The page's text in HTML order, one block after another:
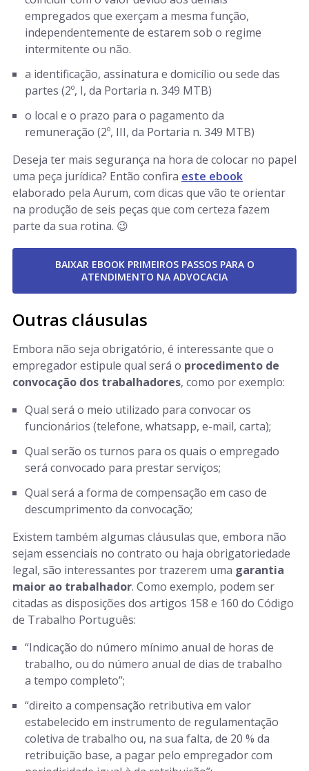
empregados que exerçam a mesma função,
independentemente de estarem sob o regime
intermitente ou não.
a identificação, assinatura e domicílio ou sede das
partes (2º, I, da Portaria n. 349 MTB)
o local e o prazo para o pagamento da
remuneração (2º, III, da Portaria n. 349 MTB)
Deseja ter mais segurança na hora de colocar no papel
uma peça jurídica? Então confira este ebook
elaborado pela Aurum, com dicas que vão te orientar
na produção de seis peças que com certeza fazem
parte da sua rotina. 😉
BAIXAR EBOOK PRIMEIROS PASSOS PARA O
ATENDIMENTO NA ADVOCACIA
Outras cláusulas
Embora não seja obrigatório, é interessante que o
empregador estipule qual será o procedimento de
convocação dos trabalhadores, como por exemplo:
Qual será o meio utilizado para convocar os
funcionários (telefone, whatsapp, e-mail, carta);
Qual serão os turnos para os quais o empregado
será convocado para prestar serviços;
Qual será a forma de compensação em caso de
descumprimento da convocação;
Existem também algumas cláusulas que, embora não
sejam essenciais no contrato ou haja obrigatoriedade
legal, são interessantes por trazerem uma garantia
maior ao trabalhador. Como exemplo, podem ser
citadas as disposições dos artigos 158 e 160 do Código
de Trabalho Português:
“Indicação do número mínimo anual de horas de
trabalho, ou do número anual de dias de trabalho
a tempo completo”;
“direito a compensação retributiva em valor
estabelecido em instrumento de regulamentação
coletiva de trabalho ou, na sua falta, de 20 % da
retribuição base, a pagar pelo empregador com